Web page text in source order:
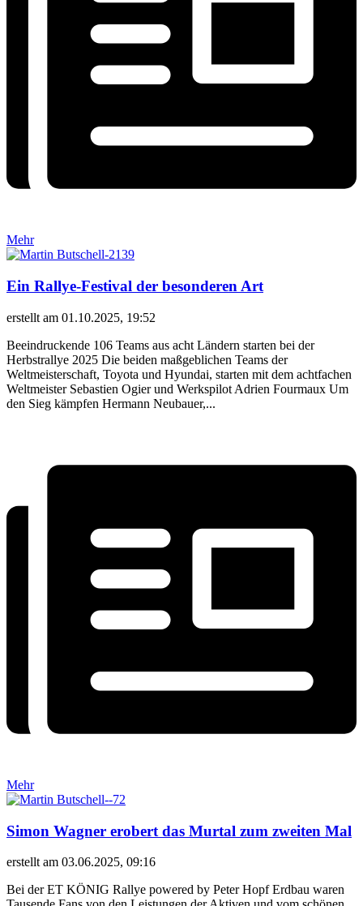
Mehr
Ein Rallye-Festival der besonderen Art
erstellt am 01.10.2025, 19:52
Beeindruckende 106 Teams aus acht Ländern starten bei der
Herbstrallye 2025 Die beiden maßgeblichen Teams der
Weltmeisterschaft, Toyota und Hyundai, starten mit dem achtfachen
Weltmeister Sebastien Ogier und Werkspilot Adrien Fourmaux Um
den Sieg kämpfen Hermann Neubauer,...
Mehr
Simon Wagner erobert das Murtal zum zweiten Mal
erstellt am 03.06.2025, 09:16
Bei der ET KÖNIG Rallye powered by Peter Hopf Erdbau waren